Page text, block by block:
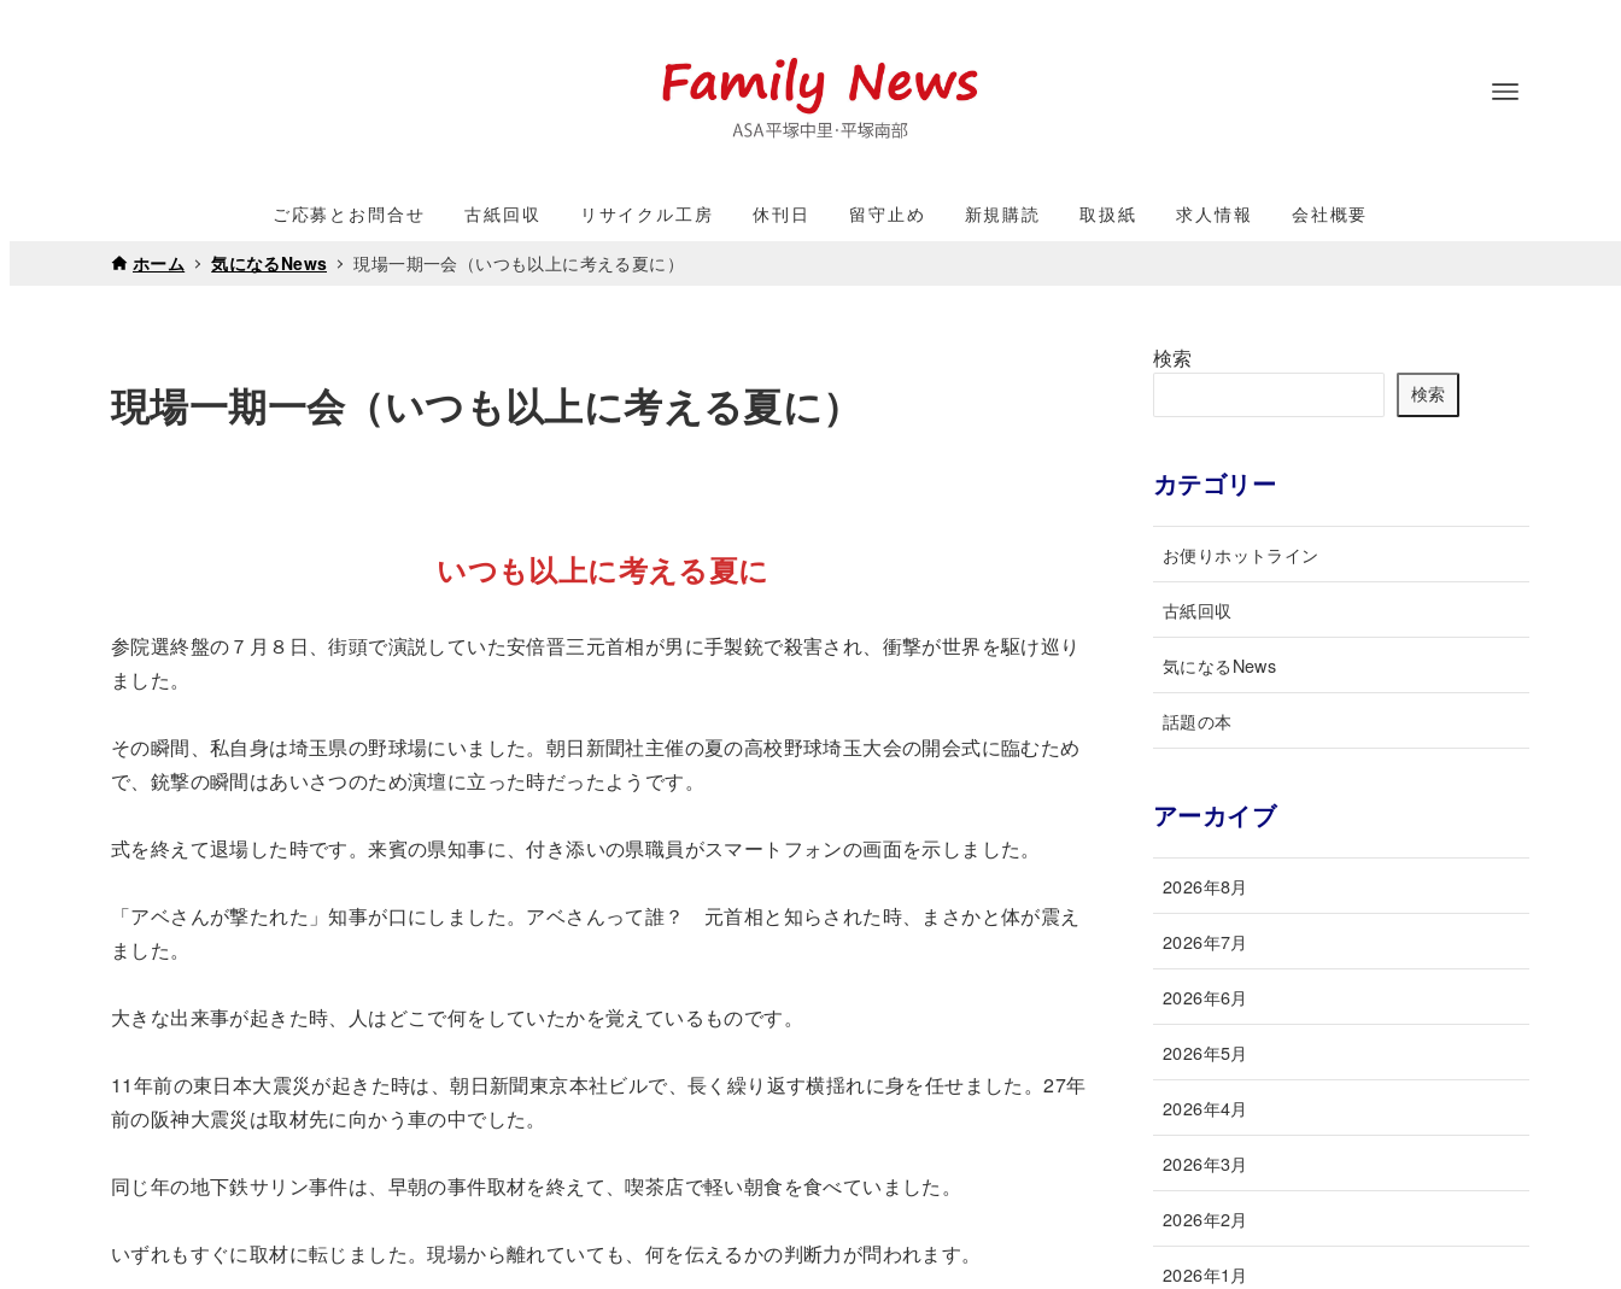
ご応募とお問合せ 古紙回収 リサイクル工房 休刊日 留守止め 新規購読 取扱紙 求人情報 会社概要
ホーム 気になるNews 現場一期一会（いつも以上に考える夏に）
現場一期一会（いつも以上に考える夏に）
いつも以上に考える夏に
参院選終盤の７月８日、街頭で演説していた安倍晋三元首相が男に手製銃で殺害され、衝撃が世界を駆け巡り
ました。
その瞬間、私自身は埼玉県の野球場にいました。朝日新聞社主催の夏の高校野球埼玉大会の開会式に臨むため
で、銃撃の瞬間はあいさつのため演壇に立った時だったようです。
式を終えて退場した時です。来賓の県知事に、付き添いの県職員がスマートフォンの画面を示しました。
「アベさんが撃たれた」知事が口にしました。アベさんって誰？ 元首相と知らされた時、まさかと体が震え
ました。
大きな出来事が起きた時、人はどこで何をしていたかを覚えているものです。
11年前の東日本大震災が起きた時は、朝日新聞東京本社ビルで、長く繰り返す横揺れに身を任せました。27年
前の阪神大震災は取材先に向かう車の中でした。
同じ年の地下鉄サリン事件は、早朝の事件取材を終えて、喫茶店で軽い朝食を食べていました。
いずれもすぐに取材に転じました。現場から離れていても、何を伝えるかの判断力が問われます。
検索
検索
カテゴリー
お便りホットライン
古紙回収
気になるNews
話題の本
アーカイブ
2026年8月
2026年7月
2026年6月
2026年5月
2026年4月
2026年3月
2026年2月
2026年1月